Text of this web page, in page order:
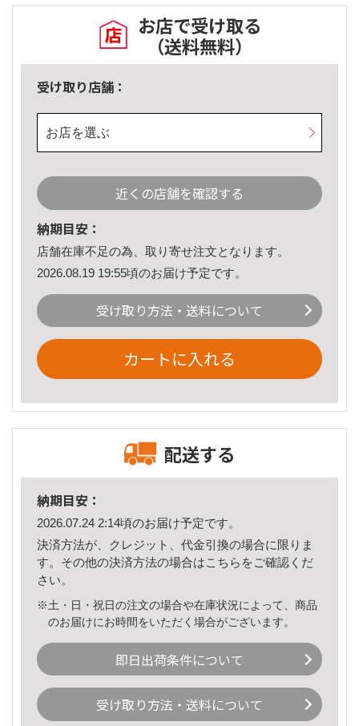
お店で受け取る
（送料無料）
受け取り店舗：
お店を選ぶ
近くの店舗を確認する
納期目安：
店舗在庫不足の為、取り寄せ注文となります。
2026.08.19 19:55頃のお届け予定です。
受け取り方法・送料について
カートに入れる
配送する
納期目安：
2026.07.24 2:14頃のお届け予定です。
決済方法が、クレジット、代金引換の場合に限りま
す。その他の決済方法の場合はこちら をご確認くだ
さい。
※土・日・祝日の注文の場合や在庫状況によって、商品
のお届けにお時間をいただく場合がございます。
即日出荷条件について
受け取り方法・送料について